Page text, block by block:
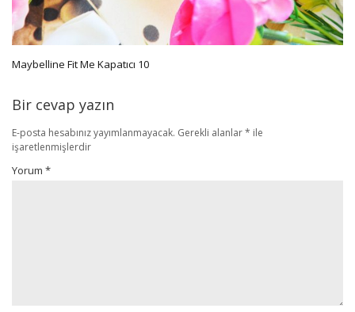
Maybelline Fit Me Kapatıcı 10
Bir cevap yazın
E-posta hesabınız yayımlanmayacak. Gerekli alanlar* ile
işaretlenmişlerdir
Yorum *